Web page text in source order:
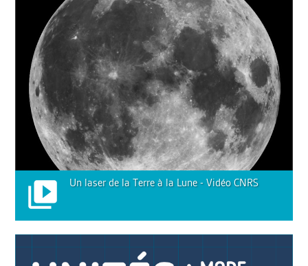
Un laser de la Terre à la Lune - Vidéo CNRS